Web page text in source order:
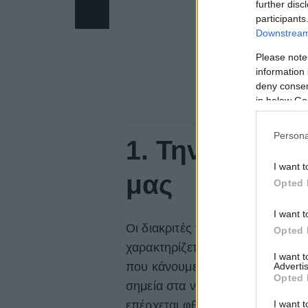
further
Please
information
deny
in below
I want
Opted
I want
Opted
I want
Opted
I want
1. Την υφή
μας
Οι διακριτές γραμμές στα
χαρακτηρίζεται από τη ρήξη του
που κάνουμε στο πρόσωπο.
σημεία στα νύχια μας